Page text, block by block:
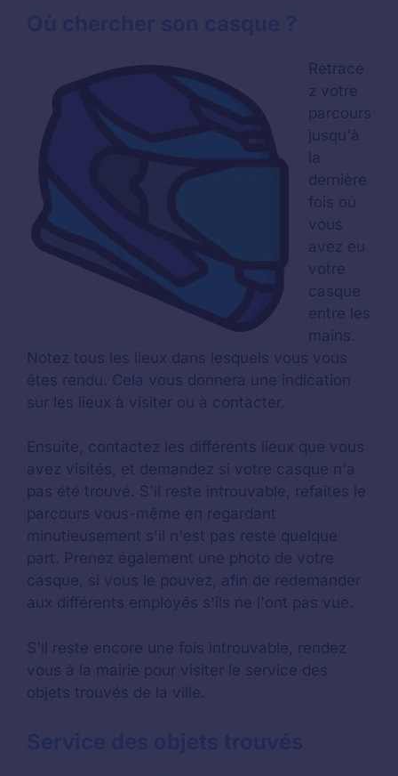
Retrace
z votre
parcours
jusqu'à
la
dernière
fois où
vous
avez eu
votre
casque
entre les
mains.
Notez tous les lieux dans lesquels vous vous
êtes rendu. Cela vous donnera une indication
sur les lieux à visiter ou à contacter.
Ensuite, contactez les différents lieux que vous
avez visités, et demandez si votre casque n'a
pas été trouvé. S'il reste introuvable, refaites le
parcours vous-même en regardant
minutieusement s'il n'est pas resté quelque
part. Prenez également une photo de votre
casque, si vous le pouvez, afin de redemander
aux différents employés s'ils ne l'ont pas vue.
S'il reste encore une fois introuvable, rendez
vous à la mairie pour visiter le service des
objets trouvés de la ville.